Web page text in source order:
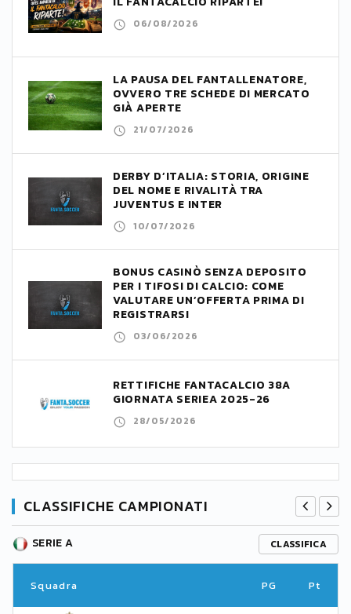
06/08/2026
LA PAUSA DEL FANTALLENATORE,
OVVERO TRE SCHEDE DI MERCATO
GIÀ APERTE
21/07/2026
DERBY D’ITALIA: STORIA, ORIGINE
DEL NOME E RIVALITÀ TRA
JUVENTUS E INTER
10/07/2026
BONUS CASINÒ SENZA DEPOSITO
PER I TIFOSI DI CALCIO: COME
VALUTARE UN’OFFERTA PRIMA DI
REGISTRARSI
03/06/2026
RETTIFICHE FANTACALCIO 38A
GIORNATA SERIEA 2025-26
28/05/2026
CLASSIFICHE CAMPIONATI
SERIE A CLASSIFICA
Squadra PG Pt